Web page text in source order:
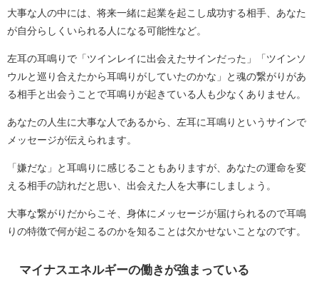
大事な人の中には、将来一緒に起業を起こし成功する相手、あなた
が自分らしくいられる人になる可能性など。
左耳の耳鳴りで「ツインレイに出会えたサインだった」「ツインソ
ウルと巡り合えたから耳鳴りがしていたのかな」と魂の繋がりがあ
る相手と出会うことで耳鳴りが起きている人も少なくありません。
あなたの人生に大事な人であるから、左耳に耳鳴りというサインで
メッセージが伝えられます。
「嫌だな」と耳鳴りに感じることもありますが、あなたの運命を変
える相手の訪れだと思い、出会えた人を大事にしましょう。
大事な繋がりだからこそ、身体にメッセージが届けられるので耳鳴
りの特徴で何が起こるのかを知ることは欠かせないことなのです。
マイナスエネルギーの働きが強まっている